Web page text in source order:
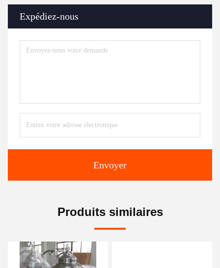
Expédiez-nous
Envoyer
Produits similaires